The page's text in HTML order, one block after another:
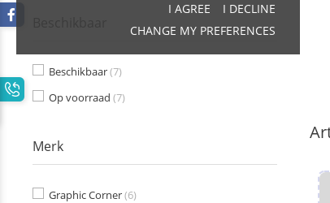
I AGREE
I DECLINE
CHANGE MY PREFERENCES
Beschikbaar(7)
Op voorraad (7)
Merk
Graphic Corner(6)